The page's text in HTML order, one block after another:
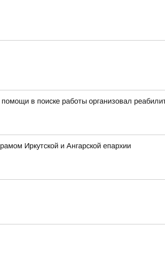
в поиске работы организовал
Иркутской и Ангарской епархии